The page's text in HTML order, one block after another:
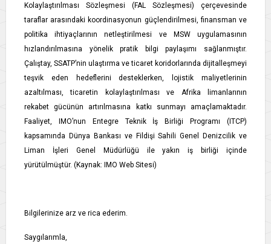
Kolaylaştırılması Sözleşmesi (FAL Sözleşmesi) çerçevesinde
taraflar arasındaki koordinasyonun güçlendirilmesi, finansman ve
politika ihtiyaçlarının netleştirilmesi ve MSW uygulamasının
hızlandırılmasına yönelik pratik bilgi paylaşımı sağlanmıştır.
Çalıştay, SSATP’nin ulaştırma ve ticaret koridorlarında dijitalleşmeyi
teşvik eden hedeflerini desteklerken, lojistik maliyetlerinin
azaltılması, ticaretin kolaylaştırılması ve Afrika limanlarının
rekabet gücünün artırılmasına katkı sunmayı amaçlamaktadır.
Faaliyet, IMO’nun Entegre Teknik İş Birliği Programı (ITCP)
kapsamında Dünya Bankası ve Fildişi Sahili Genel Denizcilik ve
Liman İşleri Genel Müdürlüğü ile yakın iş birliği içinde
yürütülmüştür. (Kaynak: IMO Web Sitesi)
Bilgilerinize arz ve rica ederim.
Saygılarımla,